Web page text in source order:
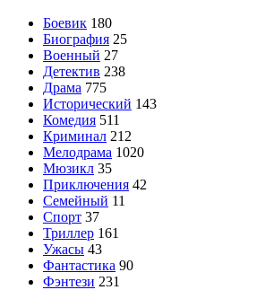
Боевик 180
Биография 25
Военный 27
Детектив 238
Драма 775
Исторический 143
Комедия 511
Криминал 212
Мелодрама 1020
Мюзикл 35
Приключения 42
Семейный 11
Спорт 37
Триллер 161
Ужасы 43
Фантастика 90
Фэнтези 231